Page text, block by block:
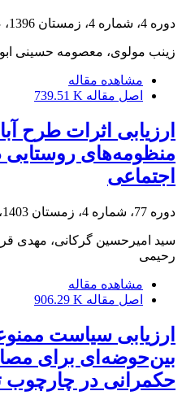
دوره 4، شماره 4، زمستان 1396، صفحه
زینب مولوی، معصومه حسینی
مشاهده مقاله
اصل مقاله 739.51 K
ارزیابی اثرات طرح
منظومه‌های روستایی
اجتماعی
دوره 77، شماره 4، زمستان 1403، صفحه
سید امیرحسین گرکانی، مهدی
رحیمی
مشاهده مقاله
اصل مقاله 906.29 K
ارزیابی سیاست
بین‌حوضه‌ای برای
حکمرانی در چارچوب